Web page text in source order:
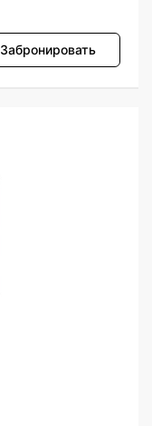
Забронировать